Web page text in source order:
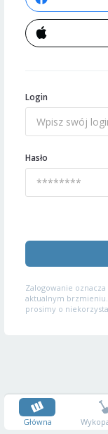
Login
Hasło
Zalogowanie
aktualnym brzmieniu.
prosimy o
Główna